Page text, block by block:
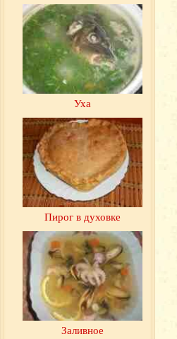
Уха
Пирог в духовке
Заливное